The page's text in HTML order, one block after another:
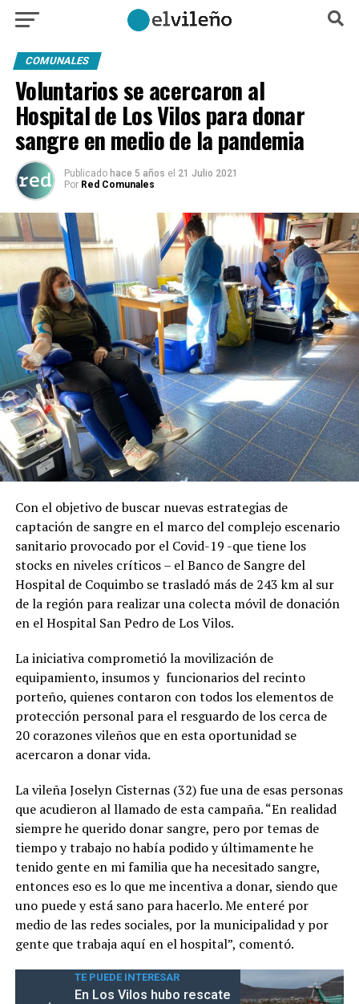
COMUNALES
Voluntarios se acercaron al
Hospital de Los Vilos para donar
sangre en medio de la pandemia
Publicado hace 5 años el 21 Julio 2021
Por Red Comunales
Con el objetivo de buscar nuevas estrategias de
captación de sangre en el marco del complejo escenario
sanitario provocado por el Covid-19 -que tiene los
stocks en niveles críticos – el Banco de Sangre del
Hospital de Coquimbo se trasladó más de 243 km al sur
de la región para realizar una colecta móvil de donación
en el Hospital San Pedro de Los Vilos.
La iniciativa comprometió la movilización de
equipamiento, insumos y funcionarios del recinto
porteño, quienes contaron con todos los elementos de
protección personal para el resguardo de los cerca de
20 corazones vileños que en esta oportunidad se
acercaron a donar vida.
La vileña Joselyn Cisternas (32) fue una de esas personas
que acudieron al llamado de esta campaña. “En realidad
siempre he querido donar sangre, pero por temas de
tiempo y trabajo no había podido y últimamente he
tenido gente en mi familia que ha necesitado sangre,
entonces eso es lo que me incentiva a donar, siendo que
uno puede y está sano para hacerlo. Me enteré por
medio de las redes sociales, por la municipalidad y por
gente que trabaja aquí en el hospital”, comentó.
TE PUEDE INTERESAR
En Los Vilos hubo rescate